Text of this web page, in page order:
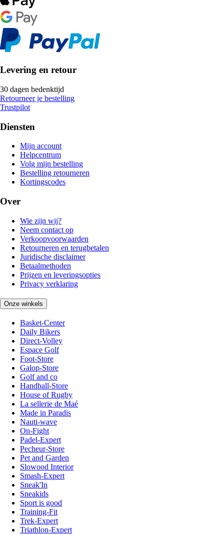
Levering en retour
30 dagen bedenktijd
Retourneer je bestelling
Trustpilot
Diensten
Mijn account
Helpcentrum
Volg mijn bestelling
Bestelling retourneren
Kortingscodes
Over
Wie zijn wij?
Neem contact op
Verkoopvoorwaarden
Retourneren en terugbetalen
Juridische disclaimer
Betaalmethoden
Prijzen en leveringsopties
Privacy verklaring
Onze winkels
Basket-Center
Daily Bikers
Direct-Volley
Espace Golf
Foot-Store
Galop-Store
Golf and co
Handball-Store
House of Rugby
La sellerie de Maé
Made in Paradis
Nauti-wave
On-Fight
Padel-Expert
Pecheur-Store
Pet and Garden
Slowood Interior
Smash-Expert
Sneak'In
Sneakids
Sport is good
Training-Fit
Trek-Expert
Triathlon-Expert